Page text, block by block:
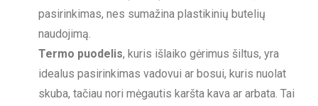
pasirinkimas, nes sumažina plastikinių butelių
naudojimą.
Termo puodelis, kuris išlaiko gėrimus šiltus, yra
idealus pasirinkimas vadovui ar bosui, kuris nuolat
skuba, tačiau nori mėgautis karšta kava ar arbata. Tai